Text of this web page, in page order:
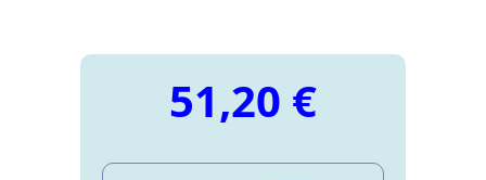
51,20 €